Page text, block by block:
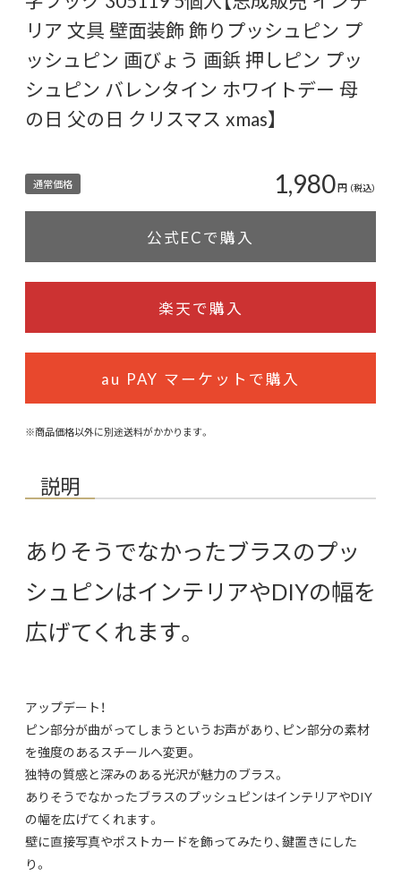
リア 文具 壁面装飾 飾りプッシュピン プ
ッシュピン 画びょう 画鋲 押しピン プッ
シュピン バレンタイン ホワイトデー 母
の日 父の日 クリスマス xmas】
通常価格 1,980円 （税込）
公式ECで購入
楽天で購入
au PAY マーケットで購入
※商品価格以外に別途送料がかかります。
説明
ありそうでなかったブラスのプッ
シュピンはインテリアやDIYの幅を
広げてくれます。
アップデート！
ピン部分が曲がってしまうというお声があり、ピン部分の素材
を強度のあるスチールへ変更。
独特の質感と深みのある光沢が魅力のブラス。
ありそうでなかったブラスのプッシュピンはインテリアやDIY
の幅を広げてくれます。
壁に直接写真やポストカードを飾ってみたり、鍵置きにした
り。